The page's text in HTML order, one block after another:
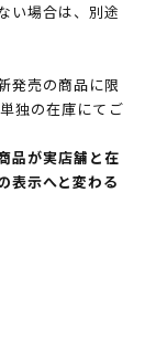
い場合は、別途
発売の商品に限
独の在庫にてご
品が実店舗と在
表示へと変わる